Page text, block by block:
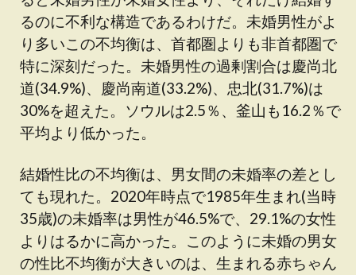
るのに不利な構造であるわけだ。未婚男性がよ
り多いこの不均衡は、首都圏よりも非首都圏で
特に深刻だった。未婚男性の過剰割合は慶尚北
道(34.9%)、慶尚南道(33.2%)、忠北(31.7%)は
30%を超えた。ソウルは2.5％、釜山も16.2％で
平均より低かった。
結婚性比の不均衡は、男女間の未婚率の差とし
ても現れた。2020年時点で1985年生まれ(当時
35歳)の未婚率は男性が46.5%で、29.1%の女性
よりはるかに高かった。このように未婚の男女
の性比不均衡が大きいのは、生まれる赤ちゃん